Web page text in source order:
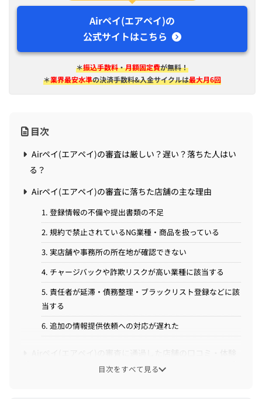
Airペイ(エアペイ)の
公式サイトはこちら
＊振込手数料・月額固定費が無料！
＊業界最安水準の決済手数料&入金サイクルは最大月6回
目次
Airペイ(エアペイ)の審査は厳しい？遅い？落ちた人はい
る？
Airペイ(エアペイ)の審査に落ちた店舗の主な理由
1. 登録情報の不備や提出書類の不足
2. 規約で禁止されているNG業種・商品を扱っている
3. 実店舗や事務所の所在地が確認できない
4. チャージバックや詐欺リスクが高い業種に該当する
5. 責任者が延滞・債務整理・ブラックリスト登録などに該
当する
6. 追加の情報提供依頼への対応が遅れた
Airペイ(エアペイ)の審査に通過した店舗の口コミ・体験
談【落ちた人必見！】目次をすべて見る